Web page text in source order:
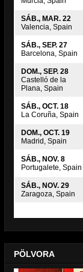
SÁB., MAR. 22
Valencia, Spain
SÁB., SEP. 27
Barcelona, Spain
DOM., SEP. 28
Castelló de la
Plana, Spain
SÁB., OCT. 18
La Coruña, Spain
DOM., OCT. 19
Madrid, Spain
SÁB., NOV. 8
Portugalete, Spain
SÁB., NOV. 29
Zaragoza, Spain
PÖLVORA